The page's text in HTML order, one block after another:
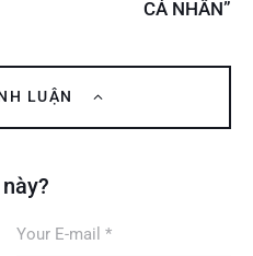
CÁ NHÂN”
LUẬN